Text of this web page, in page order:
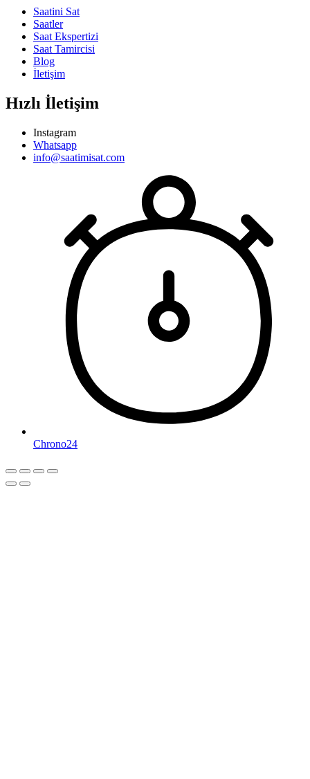
Saatini Sat
Saatler
Saat Ekspertizi
Saat Tamircisi
Blog
İletişim
Hızlı İletişim
Instagram
Whatsapp
info@saatimisat.com
Chrono24